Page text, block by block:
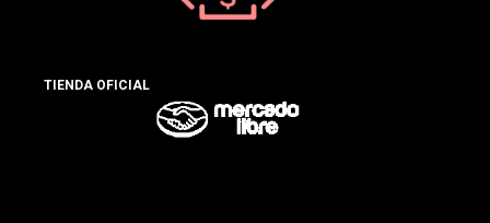
TIENDA OFICIAL